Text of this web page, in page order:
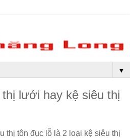
▼
lưới hay kệ siêu thị
thị tôn đục lỗ là 2 loại kệ siêu thị